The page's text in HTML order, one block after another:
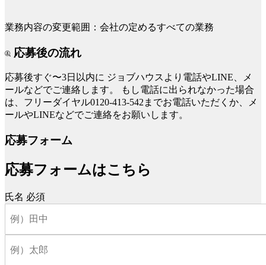
業務内容の変更範囲：会社の定めるすべての業務
応募後の流れ
応募後すぐ〜3日以内に ジョブハウスより電話やLINE、メ
ールなどでご連絡します。
もし電話に出られなかった場合
は、フリーダイヤル0120-413-542までお電話いただくか、メ
ールやLINEなどでご連絡をお願いします。
応募フォーム
応募フォームはこちら
氏名 必須